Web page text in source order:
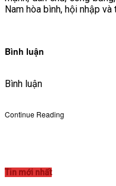
Nam hòa bình, hội nhập và
Bình luận
Bình luận
Continue Reading
Tin mới nhất